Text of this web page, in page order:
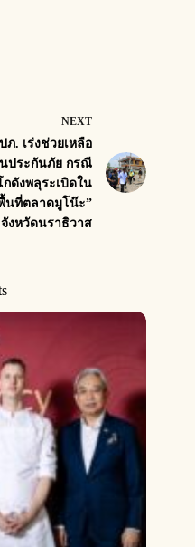
NEXT
ภ. เร่งช่วยเหลือ
ประกันภัย กรณี
กดังพลุระเบิดใน
นที่ตลาดมูโน๊ะ”
จังหวัดนราธิวาส